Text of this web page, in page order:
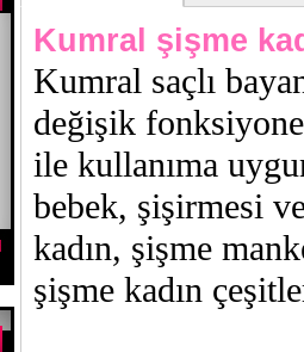
Kumral şişme
Kumral saçlı
değişik
ile kullanıma
bebek, şişirmesi
kadın, şişme
şişme kadın